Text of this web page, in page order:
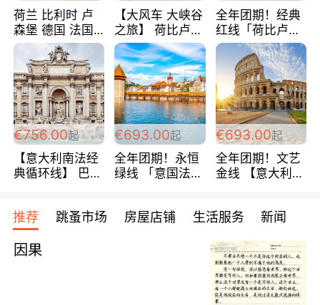
荷兰 比利时 卢
森堡 德国 法国
超爽玩遍西欧 循
环线 全程四星宾
馆 108欧/人/天
【大风车 大峡谷
之旅】 荷比卢德
法 巴黎上下 经
典五国四日游
488欧/人
全年团期！经典
红线「荷比卢德
法」七天循环 五
国 仅售99欧/人/
天！巴黎上下！
包拼房~
€756.00起
【意大利南法经
典循环线】 巴黎
宾馆 108欧/天起
全程756欧/位
€693.00起
全年团期！永恒
绿线 「意国法
欧/天起 ~包拼房
€693.00起
全年团期！文艺
金线 【意大利一
每周铁发！
推荐 跳蚤市场 房屋店铺 生活服务 新闻
因果